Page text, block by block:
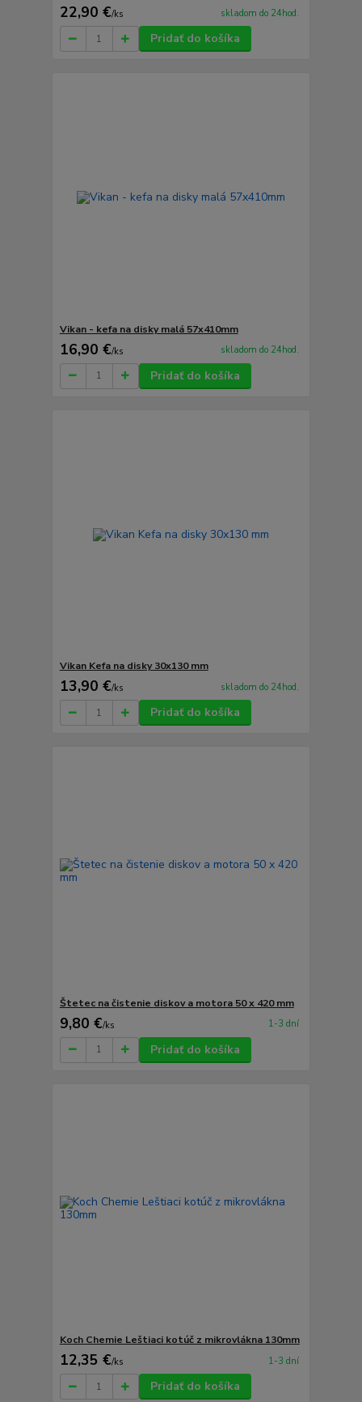
22,90 €/ks skladom do 24hod.
Pridať do košíka
Vikan - kefa na disky malá 57x410mm
16,90 €/ks skladom do 24hod.
Pridať do košíka
Vikan Kefa na disky 30x130 mm
13,90 €/ks skladom do 24hod.
Pridať do košíka
Štetec na čistenie diskov a motora 50 x 420 mm
9,80 €/ks 1-3 dní
Pridať do košíka
Koch Chemie Leštiaci kotúč z mikrovlákna 130mm
12,35 €/ks 1-3 dní
Pridať do košíka